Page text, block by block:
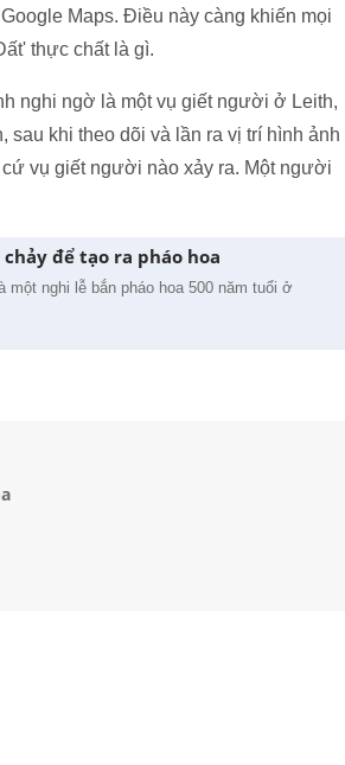
Maps. Điều này càng khiến mọi
thực chất là gì.
nghi ngờ là một vụ giết người ở Leith,
khi theo dõi và lần ra vị trí hình ảnh
vụ giết người nào xảy ra. Một người
để tạo ra pháo hoa
nghi lễ bắn pháo hoa 500 năm tuổi ở